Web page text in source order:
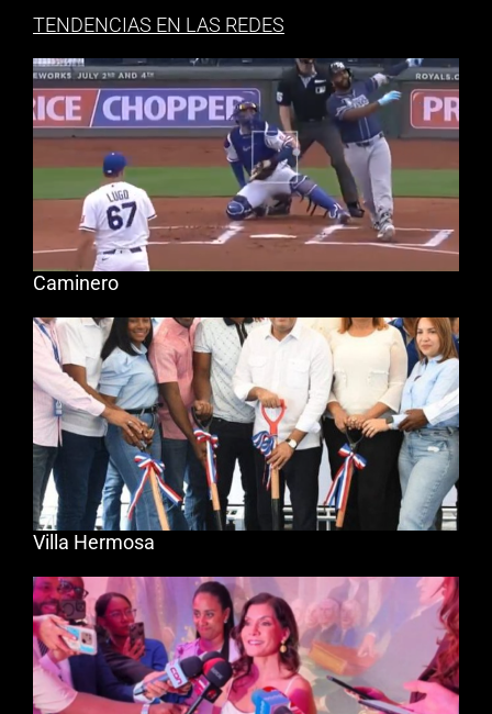
TENDENCIAS EN LAS REDES
Caminero
Villa Hermosa